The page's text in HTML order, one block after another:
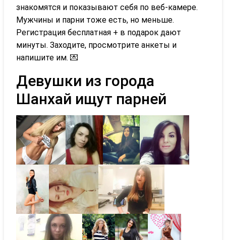
знакомятся и показывают себя по веб-камере.
Мужчины и парни тоже есть, но меньше.
Регистрация бесплатная + в подарок дают
минуты. Заходите, просмотрите анкеты и
напишите им. 💌
Девушки из города
Шанхай ищут парней